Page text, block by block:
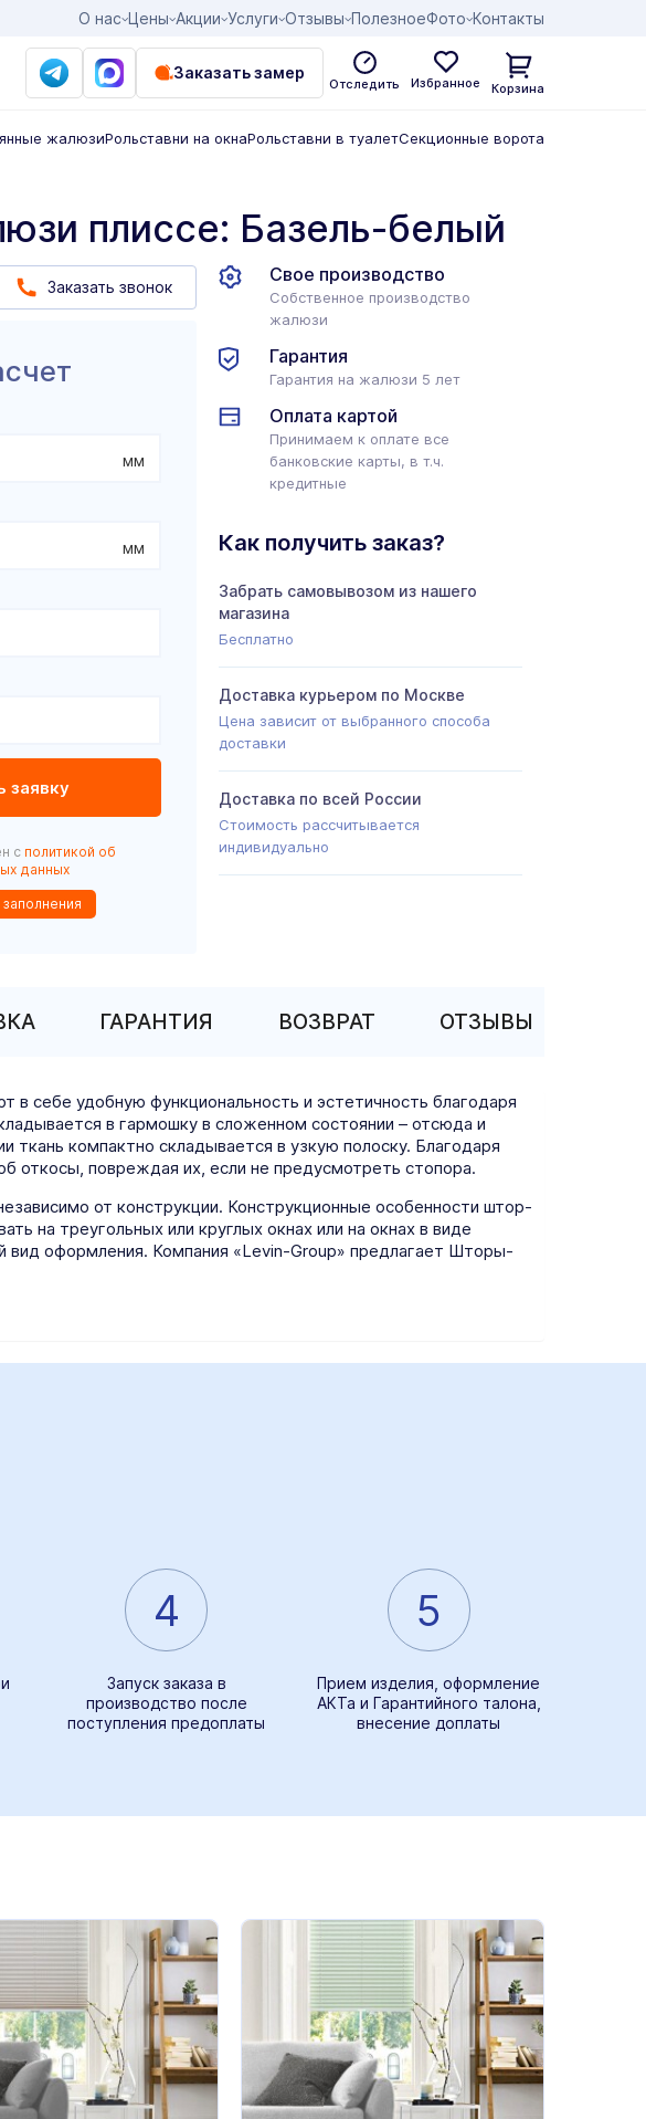
О нас Цены Акции Услуги Отзывы ПолезноеФото Контакты
Заказать замер
Отследить Избранное Корзина
жалюзиРольставни на окнаРольставни в туалетСекционные ворота
плиссе: Базель-белый
Заказать звонок
мм
мм
с политикой об
данных
Свое производство
Собственное производство
жалюзи
Гарантия
Гарантия на жалюзи 5 лет
Оплата картой
Принимаем к оплате все
банковские карты, в т.ч.
кредитные
Как получить заказ?
Забрать самовывозом из нашего
магазина
Бесплатно
Доставка курьером по Москве
Цена зависит от выбранного способа
доставки
Доставка по всей России
Стоимость рассчитывается
индивидуально
ГАРАНТИЯ ВОЗВРАТ ОТЗЫВЫ
себе удобную функциональность и эстетичность благодаря
в гармошку в сложенном состоянии – отсюда и
ткань компактно складывается в узкую полоску. Благодаря
откосы, повреждая их, если не предусмотреть стопора.
от конструкции. Конструкционные особенности штор-
на треугольных или круглых окнах или на окнах в виде
вид оформления. Компания «Levin-Group» предлагает Шторы-
4
Запуск заказа в
производство после
поступления предоплаты
5
Прием изделия, оформление
АКТа и Гарантийного талона,
внесение доплаты